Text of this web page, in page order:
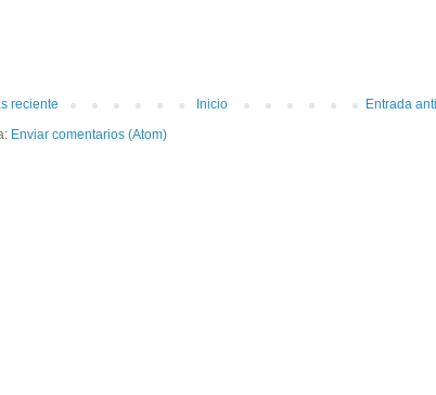
reciente Entrada
Inicio
Enviar comentarios (Atom)